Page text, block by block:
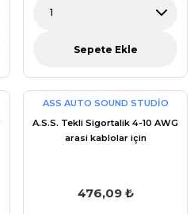
Sepete Ekle
ASS AUTO SOUND STUDİO
A.S.S. Tekli Sigortalik 4-10 AWG
arasi kablolar için
476,09 ₺